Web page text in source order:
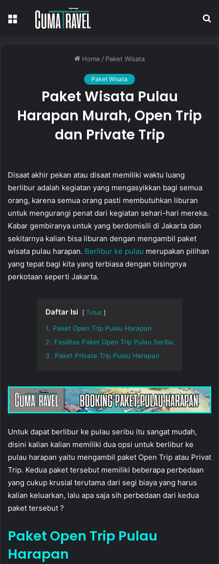
Menu
Home / Paket Wisata
Paket Wisata
Paket Wisata Pulau
Harapan Murah, Open Trip
dan Private Trip
Disaat akhir pekan atau disaat memiliki waktu luang
berlibur adalah kegiatan yang mengasyikkan bagi semua
orang, karena semua orang pasti membutuhkan liburan
untuk mengurangi penat dari kegiatan sehari-hari mereka.
Kabar gembiranya untuk yang berdomisili di Jakarta dan
sekitarnya kalian bisa liburan dengan mengambil paket
wisata pulau harapan. Berlibur ke pulau merupakan pilihan
yang tepat bagi kita yang terbiasa dengan bisingnya
perkotaan seperti Jakarta.
Daftar Isi Tutup
1. Paket Open Trip Pulau Harapan
2. Fasilitas Paket Open Trip Pulau Seribu
3. Paket Private Trip Pulau Harapan
Untuk dapat berlibur ke pulau seribu itu sangat mudah,
disini kalian kalian memiliki dua opsi untuk berlibur ke
pulau harapan yaitu mengambil paket Open Trip atau Privat
Trip. Kedua paket tersebut memiliki beberapa perbedaan
yang cukup krusial terutama dari segi biaya yang harus
kalian keluarkan, lalu apa saja sih perbedaan dari kedua
paket tersebut ?
Paket Open Trip Pulau
Harapan